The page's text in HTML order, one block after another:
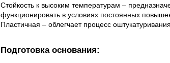
Стойкость к высоким температурам –
функционировать в условиях постоянных
Пластичная – облегчает процесс
Подготовка основания: